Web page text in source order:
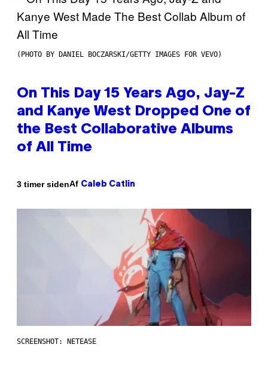
(PHOTO BY DANIEL BOCZARSKI/GETTY IMAGES FOR VEVO)
On This Day 15 Years Ago, Jay-Z
and Kanye West Dropped One of
the Best Collaborative Albums
of All Time
3 timer sidenAf Caleb Catlin
SCREENSHOT: NETEASE